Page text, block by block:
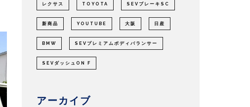
レクサス TOYOTA SEVブレーキSC
新商品 YOUTUBE 大阪 日産
BMW SEVプレミアムボディバランサー
SEVダッシュON F
アーカイブ